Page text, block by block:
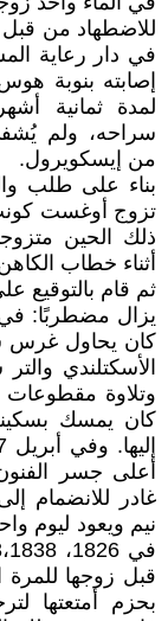
للاضطهاد من قبل
سراحه، ولم
من إيسكويرول.
بناء على طلب
ذلك الحين
أثناء خطاب
ثم قام بالتوقيع
يزال مضطربًا: في
كان يحاول غرس
الأسكتلندي
وتلاوة
كان يمسك
أعلى جسر
غادر للانضمام
نيم ويعود ليوم
قبل زوجها
بحزم أمتعتها